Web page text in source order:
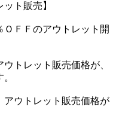
ト販売】
ＯＦＦのアウトレット開
トレット販売価格が、
アウトレット販売価格が